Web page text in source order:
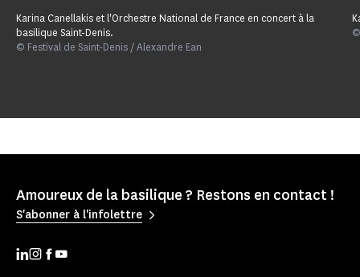
Karina Canellakis et l'Orchestre National de France en concert à la
basilique Saint-Denis.
© Festival de Saint-Denis / Alexandre Ean
Amoureux de la basilique ? Restons en contact !
S'abonner à l'infolettre